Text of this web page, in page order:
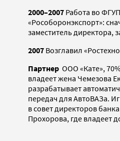
2000–2007 Работа во ФГУП
«Рособоронэкспорт»:
заместитель директора,
2007 Возглавил
Партнер ООО «Кате»,
владеет жена Чемезова
разрабатывает
передач для АвтоВАЗа.
в совет директоров
Прохорова, где владеет